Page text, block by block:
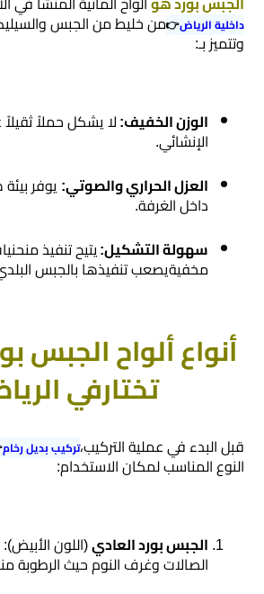
شيبورد
الرياض
مقاول
ديكورات
بورد
بالجدران
داخلية الرياض👉من خليط من الجبس
وتتميز بـ:
​الوزن الخفيف:لا يشكل حملاً
الإنشائي.
​العزل الحراري والصوتي:يوفر
داخل الغرفة.
​سهولة التشكيل:يتيح تنفيذ
مخفيةيصعب تنفيذها بالجبس
​أنواع ألواح الجبس
تختارفي
​قبل البدء في عملية التركيب،تركيب بديل رخام
النوع المناسب لمكان الاستخدام:
​الجبس بورد العادي(اللون
الصالات وغرف النوم حيث الرطوبة